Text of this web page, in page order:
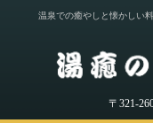
温泉での癒やしと懐かしい
〒321-